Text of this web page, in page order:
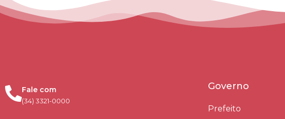
Fale com
(34) 3321-0000
Governo
Prefeito